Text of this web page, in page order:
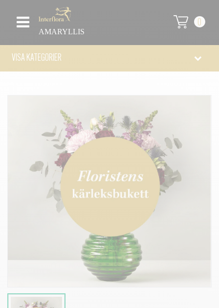
AMARYLLIS
0
VISA KATEGORIER